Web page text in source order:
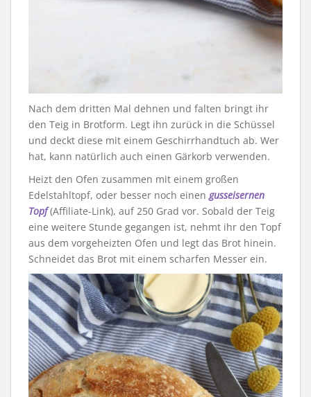
Nach dem dritten Mal dehnen und falten bringt ihr
den Teig in Brotform. Legt ihn zurück in die Schüssel
und deckt diese mit einem Geschirrhandtuch ab. Wer
hat, kann natürlich auch einen Gärkorb verwenden.
Heizt den Ofen zusammen mit einem großen
Edelstahltopf, oder besser noch einen gusseisernen
Topf(Affiliate-Link), auf 250 Grad vor. Sobald der Teig
eine weitere Stunde gegangen ist, nehmt ihr den Topf
aus dem vorgeheizten Ofen und legt das Brot hinein.
Schneidet das Brot mit einem scharfen Messer ein.